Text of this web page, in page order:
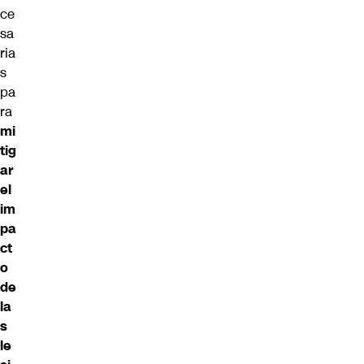
ce
sa
ria
s
pa
ra
mi
tig
ar
el
im
pa
ct
o
de
la
s
le